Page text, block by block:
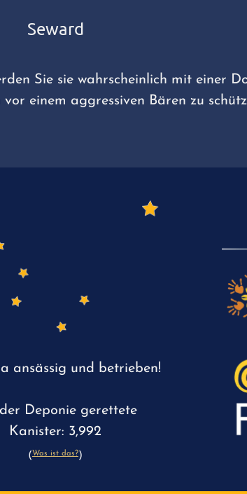
Seward
Sie sie wahrscheinlich mit einer
einem aggressiven Bären zu
ansässig und betrieben!
Deponie gerettete
Kanister: 3,992
(Was ist das?)